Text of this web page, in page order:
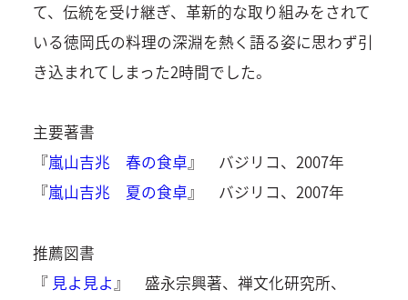
て、伝統を受け継ぎ、革新的な取り組みをされて
いる徳岡氏の料理の深淵を熱く語る姿に思わず引
き込まれてしまった2時間でした。
主要著書
『嵐山吉兆 春の食卓』 バジリコ、2007年
『嵐山吉兆 夏の食卓』 バジリコ、2007年
推薦図書
『見よ見よ』 盛永宗興著、禅文化研究所、